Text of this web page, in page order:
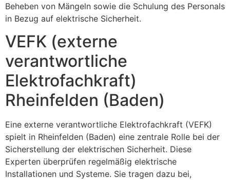
Beheben von Mängeln sowie die Schulung des Personals
in Bezug auf elektrische Sicherheit.
VEFK (externe
verantwortliche
Elektrofachkraft)
Rheinfelden (Baden)
Eine externe verantwortliche Elektrofachkraft (VEFK)
spielt in Rheinfelden (Baden) eine zentrale Rolle bei der
Sicherstellung der elektrischen Sicherheit. Diese
Experten überprüfen regelmäßig elektrische
Installationen und Systeme. Sie tragen dazu bei,